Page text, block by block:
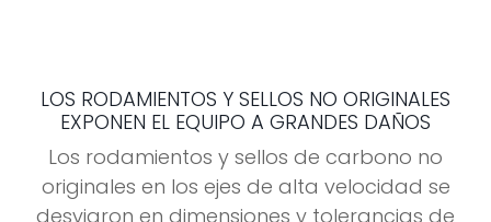
LOS RODAMIENTOS Y SELLOS NO ORIGINALES
EXPONEN EL EQUIPO A GRANDES DAÑOS
Los rodamientos y sellos de carbono no
originales en los ejes de alta velocidad se
desviaron en dimensiones y tolerancias de